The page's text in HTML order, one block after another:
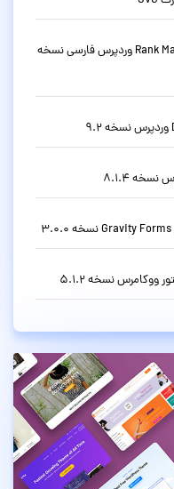
دانلود افزونه سئو حرفه ای رنک مث Rank Math Pro وردپرس فارسی نسخه